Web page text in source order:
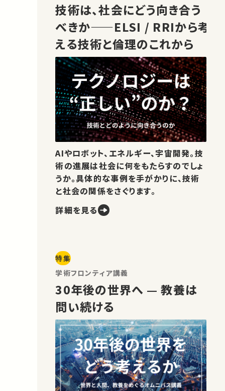
技術は、社会にどう向き合う
べきか——ELSI / RRIから考
える技術と倫理のこれから
AIやロボット、エネルギー、宇宙開発。技
術の進展は社会に何をもたらすのでしょ
うか。具体的な事例を手がかりに、技術
と社会の関係をさぐります。
詳細を見る
特集
学術フロンティア講義
30年後の世界へ — 教養は
問い続ける